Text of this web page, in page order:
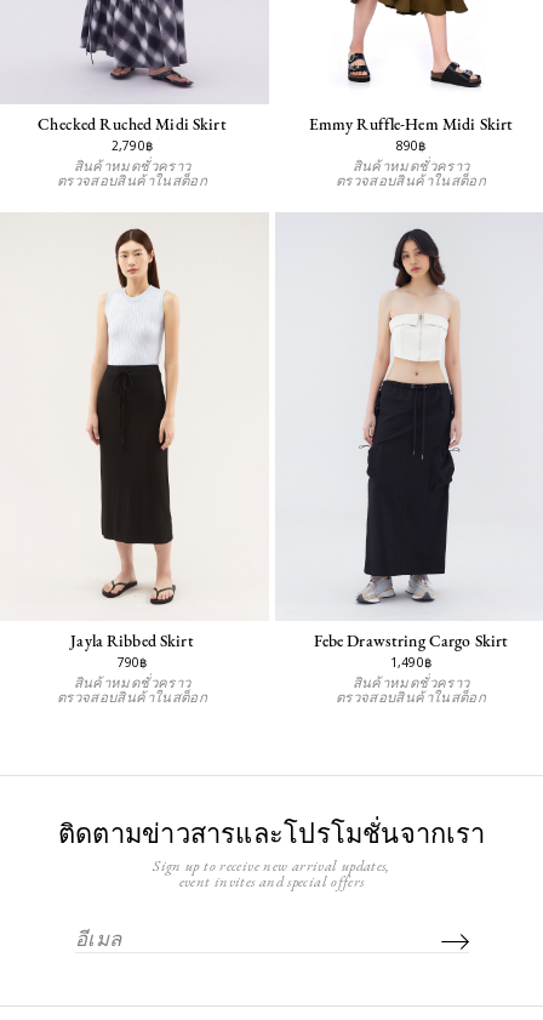
Checked Ruched Midi Skirt
2,790฿
สินค้าหมดชั่วคราว
ตรวจสอบสินค้าในสต็อก
Emmy Ruffle-Hem Midi Skirt
890฿
สินค้าหมดชั่วคราว
ตรวจสอบสินค้าในสต็อก
Jayla Ribbed Skirt
790฿
สินค้าหมดชั่วคราว
ตรวจสอบสินค้าในสต็อก
Febe Drawstring Cargo Skirt
1,490฿
สินค้าหมดชั่วคราว
ตรวจสอบสินค้าในสต็อก
ติดตามข่าวสารและโปรโมชั่นจากเรา
Sign up to receive new arrival updates,
event invites and special offers